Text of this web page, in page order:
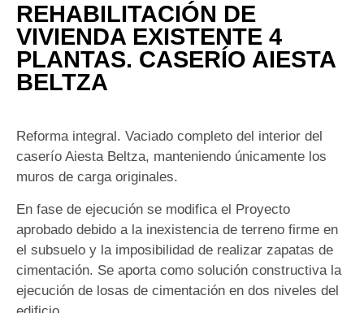
REHABILITACIÓN DE
VIVIENDA EXISTENTE 4
PLANTAS. CASERÍO AIESTA
BELTZA
Reforma integral. Vaciado completo del interior del
caserío Aiesta Beltza, manteniendo únicamente los
muros de carga originales.
En fase de ejecución se modifica el Proyecto
aprobado debido a la inexistencia de terreno firme en
el subsuelo y la imposibilidad de realizar zapatas de
cimentación. Se aporta como solución constructiva la
ejecución de losas de cimentación en dos niveles del